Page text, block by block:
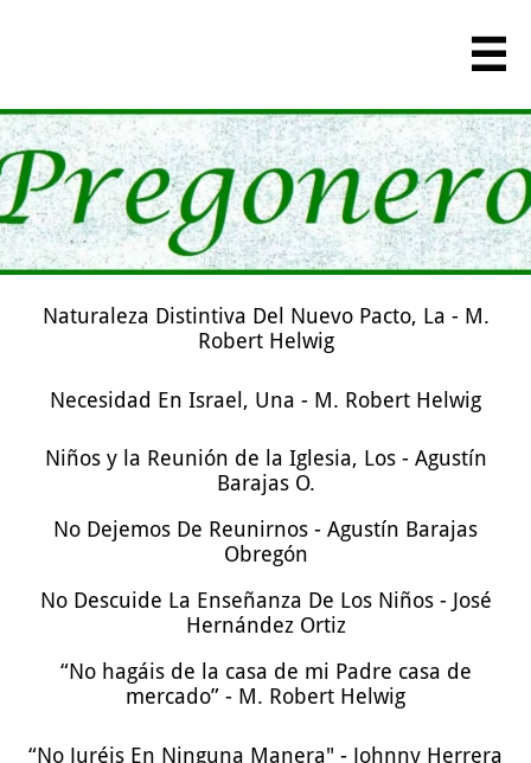

Naturaleza Distintiva Del Nuevo Pacto, La - M.
Robert Helwig
Necesidad En Israel, Una - M. Robert Helwig
Niños y la Reunión de la Iglesia, Los - Agustín
Barajas O.
No Dejemos De Reunirnos - Agustín Barajas
Obregón
No Descuide La Enseñanza De Los Niños - José
Hernández Ortiz
“No hagáis de la casa de mi Padre casa de
mercado” - M. Robert Helwig
“No Juréis En Ninguna Manera" - Johnny Herrera